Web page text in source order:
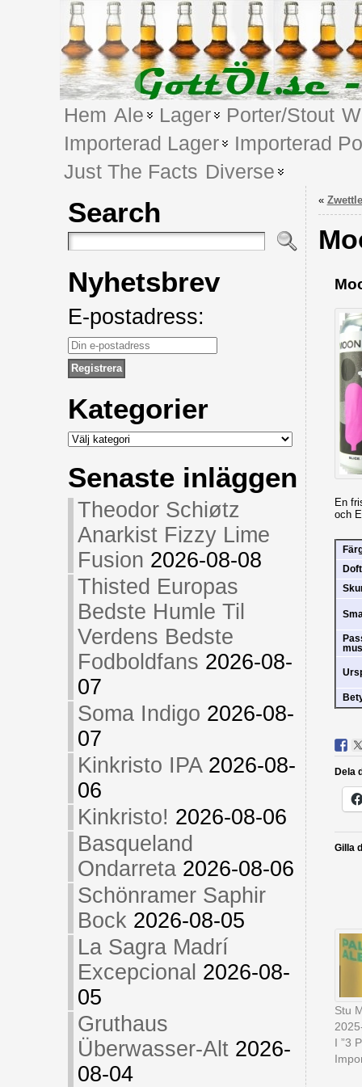
Hem Ale Lager Porter/Stout
Importerad Lager
Importerad
Just The Facts Diverse
Search
Nyhetsbrev
E-postadress:
Kategorier
Kategorier
Senaste inläggen
Theodor Schiøtz
Anarkist Fizzy Lime
Fusion 2026-08-08
Thisted Europas
Bedste Humle Til
Verdens Bedste
Fodboldfans 2026-08-
07
Soma Indigo 2026-08-
07
Kinkristo IPA 2026-08-
06
Kinkristo! 2026-08-06
Basqueland
Ondarreta 2026-08-06
Schönramer Saphir
Bock 2026-08-05
La Sagra Madrí
Excepcional 2026-08-
05
Gruthaus
Überwasser-Alt 2026-
08-04
«
En
och
Doft
Dela
Gilla
Stu
I ”3